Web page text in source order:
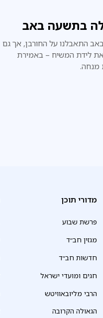
בתשעה באב
התאבלנו על החורבן, אך גם
לידת המשיח – באמירת
מנחה.
מדורי תוכן
פרשת שבוע
מגזין חב״ד
חדשות חב״ד
חגים ומועדי ישראל
הרבי מליובאוויטש
הגאולה הקרובה